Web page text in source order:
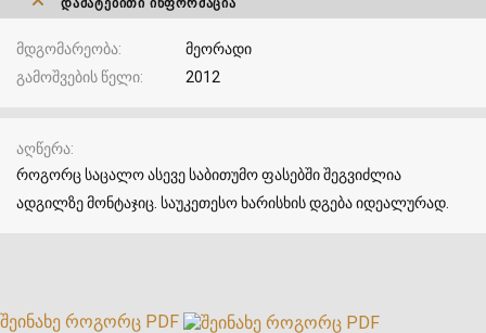
მდგომარეობა
მეორადი
გამოშვების წელი
2012
აღწერა
როგორც საცალო ასევე საბითუმო ფასებში შეგვიძლია
ადგილზე მონტაჯიც. საუკეთესო ხარისხის დგება იდეალურად.
შეინახე როგორც PDF